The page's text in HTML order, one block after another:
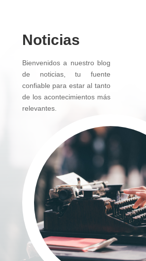
Noticias
Bienvenidos a nuestro blog
de noticias, tu fuente
confiable para estar al tanto
de los acontecimientos más
relevantes.